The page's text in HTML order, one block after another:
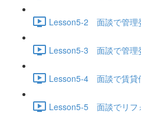
Lesson5-2 面談で管理
Lesson5-3 面談で管理
Lesson5-4 面談で賃貸
Lesson5-5 面談でリフ